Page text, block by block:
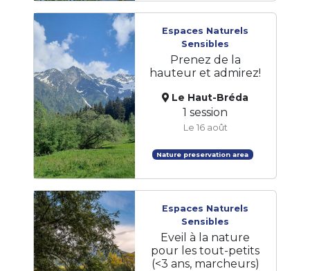
Espaces Naturels
Sensibles
Prenez de la
hauteur et admirez!
Le Haut-Bréda
1 session
Le 16 août
Nature preservation area
Espaces Naturels
Sensibles
Eveil à la nature
pour les tout-petits
(<3 ans, marcheurs)